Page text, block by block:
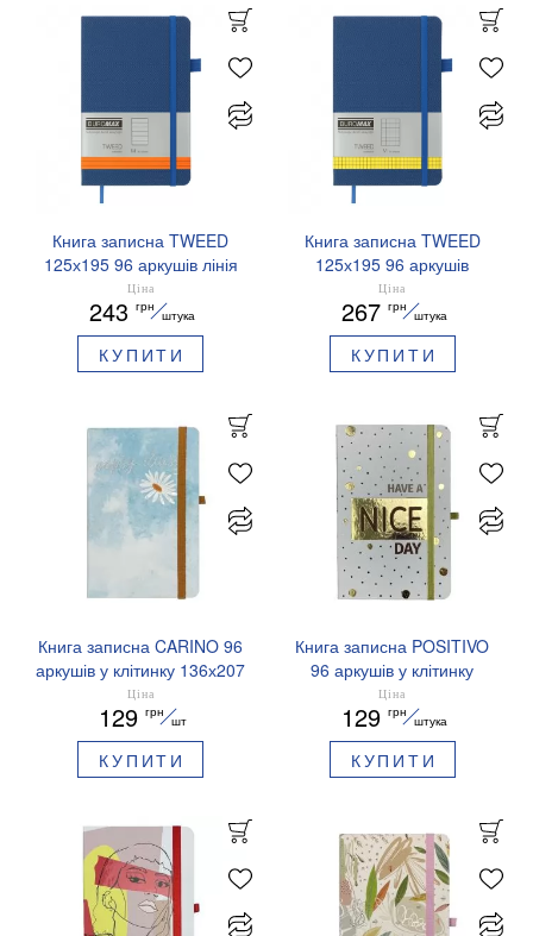
Книга записна TWEED
125х195 96 аркушів лінія
BUROMAX BM.291263
Ціна
243 грн
штука
КУПИТИ
Книга записна TWEED
125х195 96 аркушів
клітинка BUROMAX
BM.291163
Ціна
267 грн
штука
КУПИТИ
Книга записна CARINO 96
аркушів у клітинку 136х207
мм BUROMAX BM.255101
Ціна
129 грн
шт
КУПИТИ
Книга записна POSITIVO
96 аркушів у клітинку
136х207 мм BUROMAX
BM.255110
Ціна
129 грн
штука
КУПИТИ